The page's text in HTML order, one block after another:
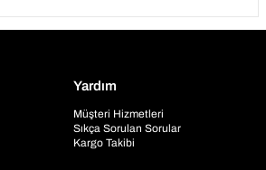
Yardım
Müşteri Hizmetleri
Sıkça Sorulan Sorular
Kargo Takibi